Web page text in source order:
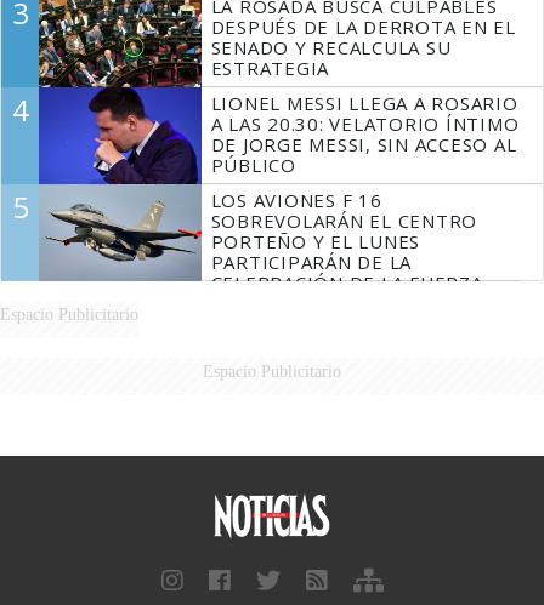
3
LA ROSADA BUSCA CULPABLES
DESPUÉS DE LA DERROTA EN EL
SENADO Y RECALCULA SU
ESTRATEGIA
4
LIONEL MESSI LLEGA A ROSARIO
A LAS 20.30: VELATORIO ÍNTIMO
DE JORGE MESSI, SIN ACCESO AL
PÚBLICO
5
LOS AVIONES F 16
SOBREVOLARÁN EL CENTRO
PORTEÑO Y EL LUNES
PARTICIPARÁN DE LA
CELEBRACIÓN DE LA FUERZA
Espacio Publicitario
Espacio Publicitario